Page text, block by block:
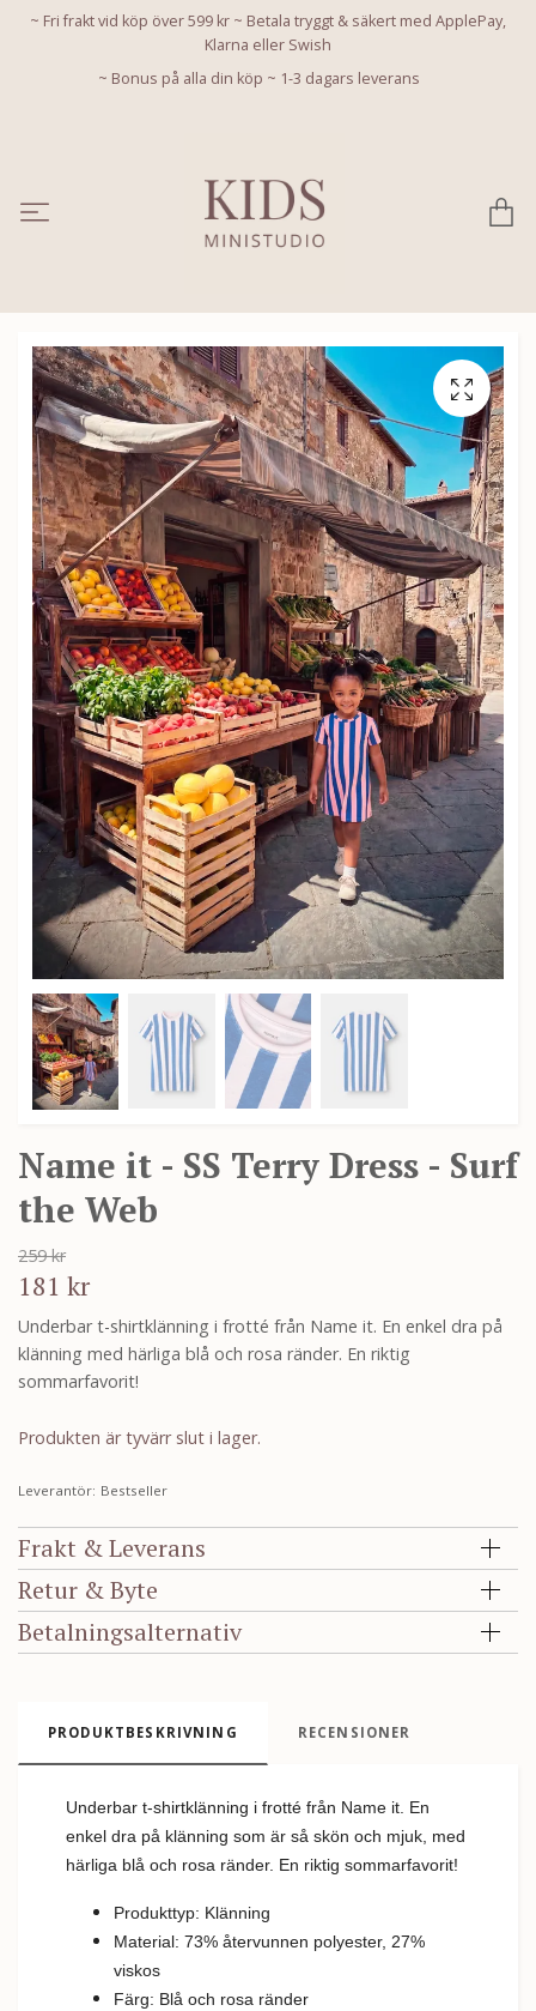
~ Fri frakt vid köp över 599 kr ~ Betala tryggt & säkert med ApplePay,
Klarna eller Swish
~ Bonus på alla din köp ~ 1-3 dagars leverans
Name it - SS Terry Dress - Surf
the Web
259 kr
181 kr
Underbar t-shirtklänning i frotté från Name it. En enkel dra på
klänning med härliga blå och rosa ränder. En riktig
sommarfavorit!
Produkten är tyvärr slut i lager.
Leverantör: Bestseller
Frakt & Leverans
Retur & Byte
Betalningsalternativ
PRODUKTBESKRIVNING RECENSIONER
Underbar t-shirtklänning i frotté från Name it. En
enkel dra på klänning som är så skön och mjuk, med
härliga blå och rosa ränder. En riktig sommarfavorit!
Produkttyp: Klänning
Material: 73% återvunnen polyester, 27%
viskos
Färg: Blå och rosa ränder